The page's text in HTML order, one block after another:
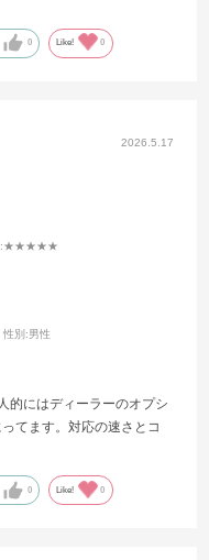
で必要なものがあれば、
0 Like! 0
2026.5.17
:★★★★★
性別:男性
的にはディーラーのオプシ
てます。対応の速さとコ
0 Like! 0